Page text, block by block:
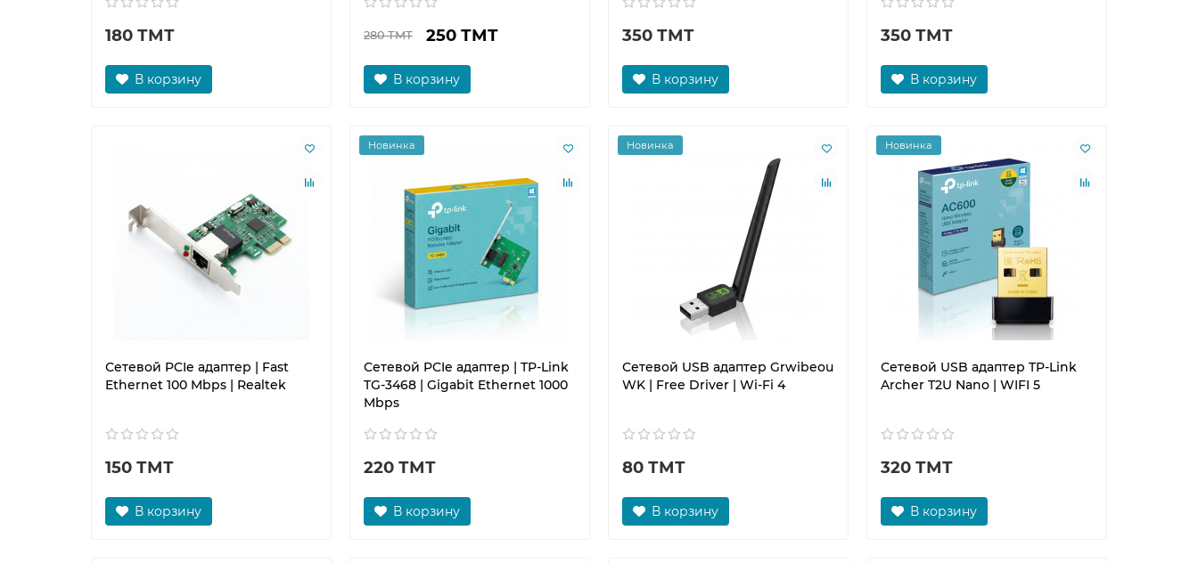
180 ТМТ
В корзину
280 ТМТ 250 ТМТ
В корзину
350 ТМТ
В корзину
350 ТМТ
В корзину
Сетевой PCIe адаптер | Fast
Ethernet 100 Mbps | Realtek
150 ТМТ
В корзину
Новинка
Сетевой PCIe адаптер | TP-Link
TG-3468 | Gigabit Ethernet 1000
Mbps
220 ТМТ
В корзину
Новинка
Сетевой USB адаптер Grwibeou
WK | Free Driver | Wi-Fi 4
80 ТМТ
В корзину
Новинка
Сетевой USB адаптер TP-Link
Archer T2U Nano | WIFI 5
320 ТМТ
В корзину